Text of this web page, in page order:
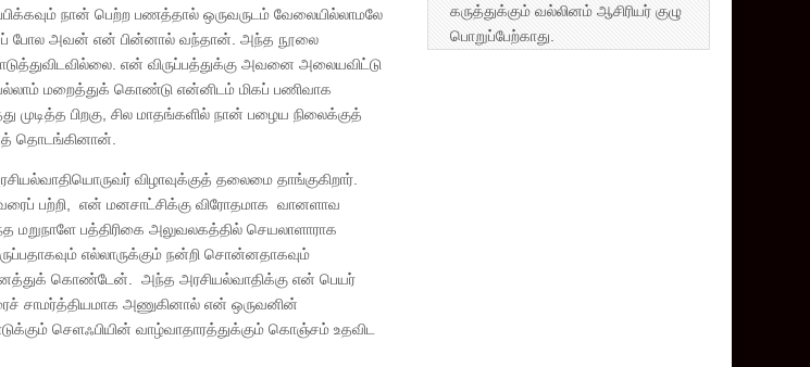
நான் பெற்ற பணத்தால் ஒருவருடம் வேலையில்லாமலே
போல அவன் என் பின்னால் வந்தான். அந்த நூலை
என் விருப்பத்துக்கு அவனை அலையவிட்டு
மறைத்துக் கொண்டு என்னிடம் மிகப் பணிவாக
பிறகு, சில மாதங்களில் நான் பழைய நிலைக்குத்
தொடங்கினான்.
விழாவுக்குத் தலைமை தாங்குகிறார்.
பற்றி, என் மனசாட்சிக்கு விரோதமாக வானளாவ
மறுநாளே பத்திரிகை அலுவலகத்தில் செயலாளாராக
எல்லாருக்கும் நன்றி சொன்னதாகவும்
கொண்டேன். அந்த அரசியல்வாதிக்கு என் பெயர்
சாமர்த்தியமாக அணுகினால் என் ஒருவனின்
செளஃபியின் வாழ்வாதாரத்துக்கும் கொஞ்சம் உதவிட
கருத்துக்கும் வல்லினம் ஆசிரியர் குழு
பொறுப்பேற்காது.